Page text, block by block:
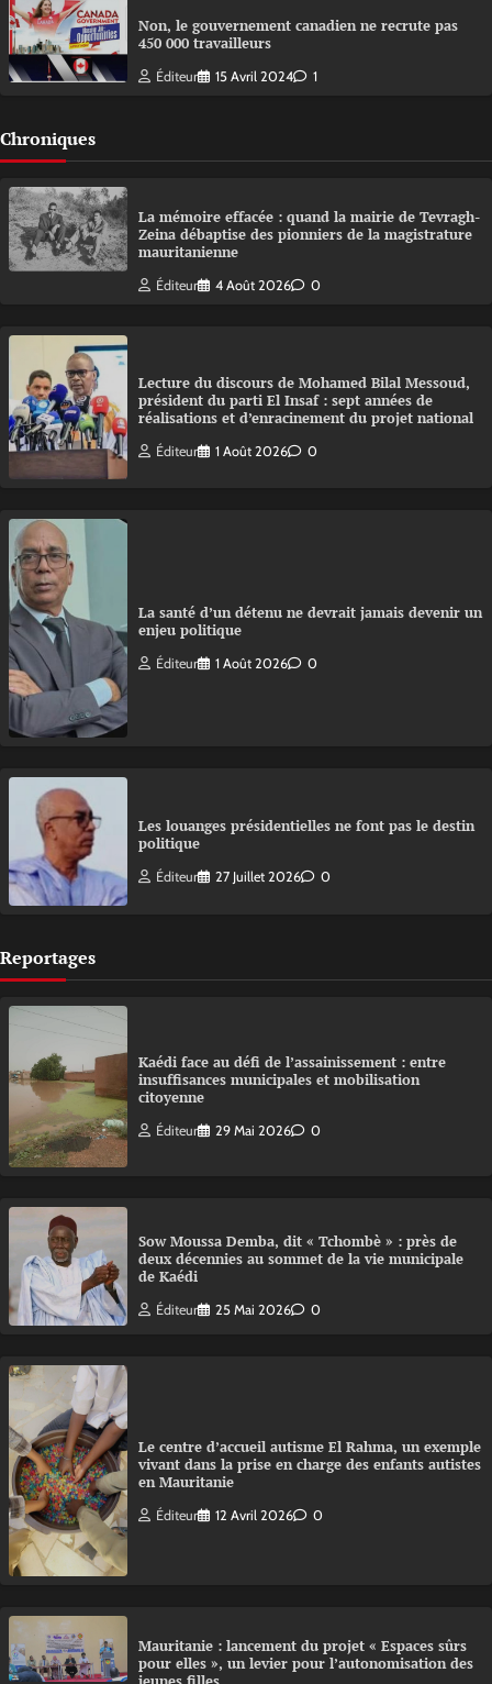
Non, le gouvernement canadien ne recrute pas
450 000 travailleurs
Éditeur 15 Avril 2024 1
Chroniques
La mémoire effacée : quand la mairie de Tevragh-
Zeina débaptise des pionniers de la magistrature
mauritanienne
Éditeur 4 Août 2026 0
Lecture du discours de Mohamed Bilal Messoud,
président du parti El Insaf : sept années de
réalisations et d’enracinement du projet national
Éditeur 1 Août 2026 0
La santé d’un détenu ne devrait jamais devenir un
enjeu politique
Éditeur 1 Août 2026 0
Les louanges présidentielles ne font pas le destin
politique
Éditeur 27 Juillet 2026 0
Reportages
Kaédi face au défi de l’assainissement : entre
insuffisances municipales et mobilisation
citoyenne
Éditeur 29 Mai 2026 0
Sow Moussa Demba, dit « Tchombè » : près de
deux décennies au sommet de la vie municipale
de Kaédi
Éditeur 25 Mai 2026 0
Le centre d’accueil autisme El Rahma, un exemple
vivant dans la prise en charge des enfants autistes
en Mauritanie
Éditeur 12 Avril 2026 0
Mauritanie : lancement du projet « Espaces sûrs
pour elles », un levier pour l’autonomisation des